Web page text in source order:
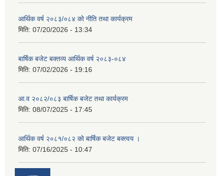
आर्थिक वर्ष २०८३/०८४ को नीति तथा कार्यक्रम
मिति: 07/20/2026 - 13:34
बार्षिक बजेट बक्तव्य आर्थिक वर्ष २०८३-०८४
मिति: 07/02/2026 - 19:16
आ.व २०८२/०८३ बार्षिक बजेट तथा कार्यक्रम
मिति: 08/07/2025 - 17:45
आर्थिक वर्ष २०८१/०८२ को बार्षिक बजेट बक्त्वय ।
मिति: 07/16/2025 - 10:47